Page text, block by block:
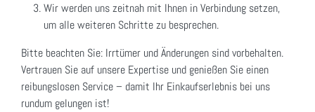
Wir werden uns zeitnah mit Ihnen in Verbindung setzen,
um alle weiteren Schritte zu besprechen.
Bitte beachten Sie: Irrtümer und Änderungen sind vorbehalten.
Vertrauen Sie auf unsere Expertise und genießen Sie einen
reibungslosen Service – damit Ihr Einkaufserlebnis bei uns
rundum gelungen ist!